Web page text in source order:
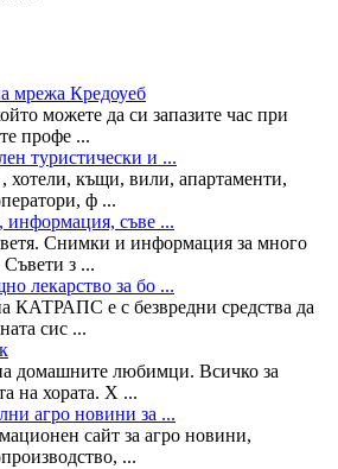
мрежа Кредоуеб
можете да си запазите час при
профе ...
туристически и ...
хотели, къщи, вили, апартаменти,
ф ...
информация, съве ...
Снимки и информация за много
Съвети з ...
лекарство за бо ...
КАТРАПС е с безвредни средства да
сис ...
домашните любимци. Всичко за
на хората. Х ...
агро новини за ...
сайт за агро новини,
...